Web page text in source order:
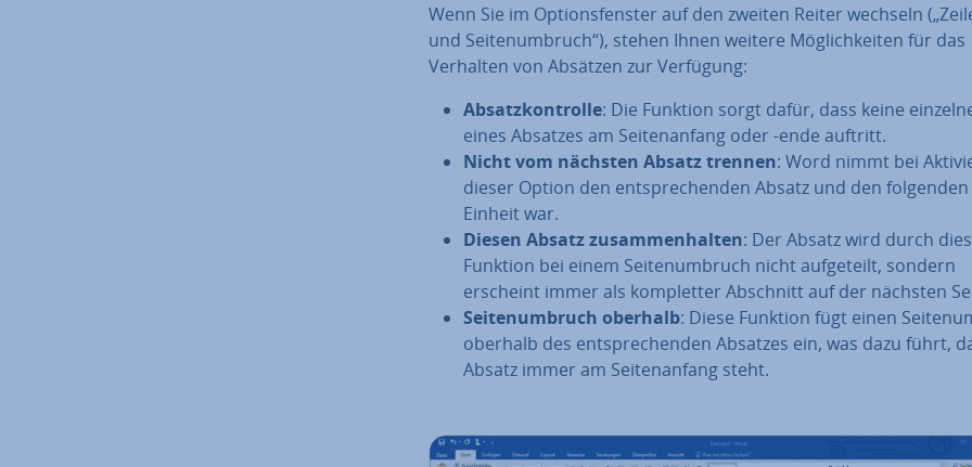
Wenn Sie im Op­ti­ons­fens­ter auf den zweiten Reiter wechseln
und Sei­ten­um­bruch“), stehen Ihnen weitere Mög­lich­kei­ten für das
Verhalten von Absätzen zur Verfügung:
Ab­satz­kon­trol­le: Die Funktion sorgt dafür, dass keine
eines Absatzes am Sei­ten­an­fang oder -ende auftritt.
Nicht vom nächsten Absatz trennen: Word nimmt bei
dieser Option den ent­spre­chen­den Absatz und den folgenden
Einheit war.
Diesen Absatz zu­sam­men­hal­ten: Der Absatz wird durch
Funktion bei einem Sei­ten­um­bruch nicht auf­ge­teilt, sondern
erscheint immer als kom­plet­ter Abschnitt auf der nächsten
Sei­ten­um­bruch oberhalb: Diese Funktion fügt einen
oberhalb des ent­spre­chen­den Absatzes ein, was dazu führt,
Absatz immer am Sei­ten­an­fang steht.